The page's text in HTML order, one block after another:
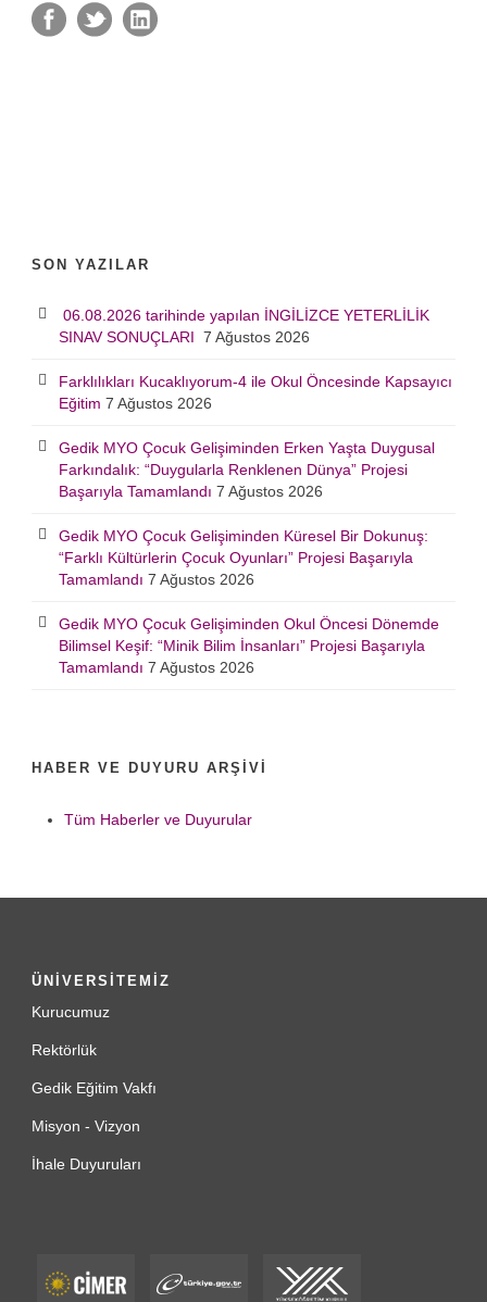
SON YAZILAR
06.08.2026 tarihinde yapılan İNGİLİZCE YETERLİLİK
SINAV SONUÇLARI 7 Ağustos 2026
Farklılıkları Kucaklıyorum-4 ile Okul Öncesinde Kapsayıcı
Eğitim 7 Ağustos 2026
Gedik MYO Çocuk Gelişiminden Erken Yaşta Duygusal
Farkındalık: “Duygularla Renklenen Dünya” Projesi
Başarıyla Tamamlandı 7 Ağustos 2026
Gedik MYO Çocuk Gelişiminden Küresel Bir Dokunuş:
“Farklı Kültürlerin Çocuk Oyunları” Projesi Başarıyla
Tamamlandı 7 Ağustos 2026
Gedik MYO Çocuk Gelişiminden Okul Öncesi Dönemde
Bilimsel Keşif: “Minik Bilim İnsanları” Projesi Başarıyla
Tamamlandı 7 Ağustos 2026
HABER VE DUYURU ARŞIVI
Tüm Haberler ve Duyurular
ÜNİVERSİTEMİZ
Kurucumuz
Rektörlük
Gedik Eğitim Vakfı
Misyon - Vizyon
İhale Duyuruları